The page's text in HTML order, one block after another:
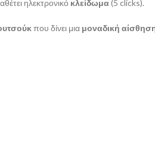
ηλεκτρονικό κλείδωμα(5 clicks).
που δίνει μια μοναδική